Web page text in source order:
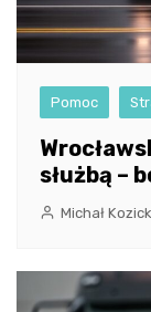
Pomoc
służbą –
Michał